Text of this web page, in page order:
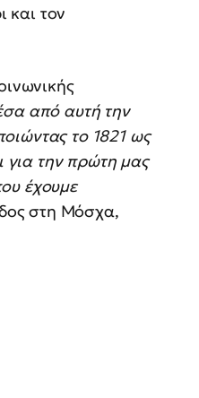
και τον
από αυτή την
το 1821 ως
για την πρώτη μας
έχουμε
στη Μόσχα,